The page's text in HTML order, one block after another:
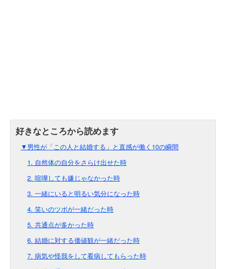
▼男性が「この人と結婚する」と直感が働く10の瞬間
1. 自然体の自分をさらけ出せた時
2. 喧嘩しても嫌じゃなかった時
3. 一緒にいると明るい気分になった時
4. 笑いのツボが一緒だった時
5. 共通点が多かった時
6. 結婚に対する価値観が一緒だった時
7. 病気や怪我をして看病してもらった時